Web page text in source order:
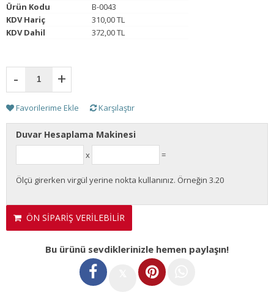
Ürün Kodu
B-0043
KDV Hariç
310,00 TL
KDV Dahil
372,00 TL
- +
Favorilerime Ekle Karşılaştır
Duvar Hesaplama Makinesi
x =
Ölçü girerken virgül yerine nokta kullanınız. Örneğin 3.20
ÖN SİPARİŞ VERİLEBİLİR
Bu ürünü sevdiklerinizle hemen paylaşın!